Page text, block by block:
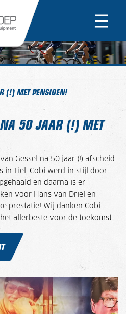
(!) MET PENSIOEN!
50 JAAR (!) MET
Gessel na 50 jaar (!) afscheid
in Tiel. Cobi werd in stijl door
en daarna is er
voor Hans van Driel en
prestatie! Wij danken Cobi
allerbeste voor de toekomst.